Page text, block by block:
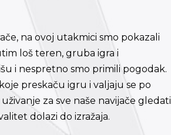
na ovoj utakmici smo pokazali
loš teren, gruba igra i
i nespretno smo primili pogodak.
preskaču igru i valjaju se po
za sve naše navijače gledati
dolazi do izražaja.